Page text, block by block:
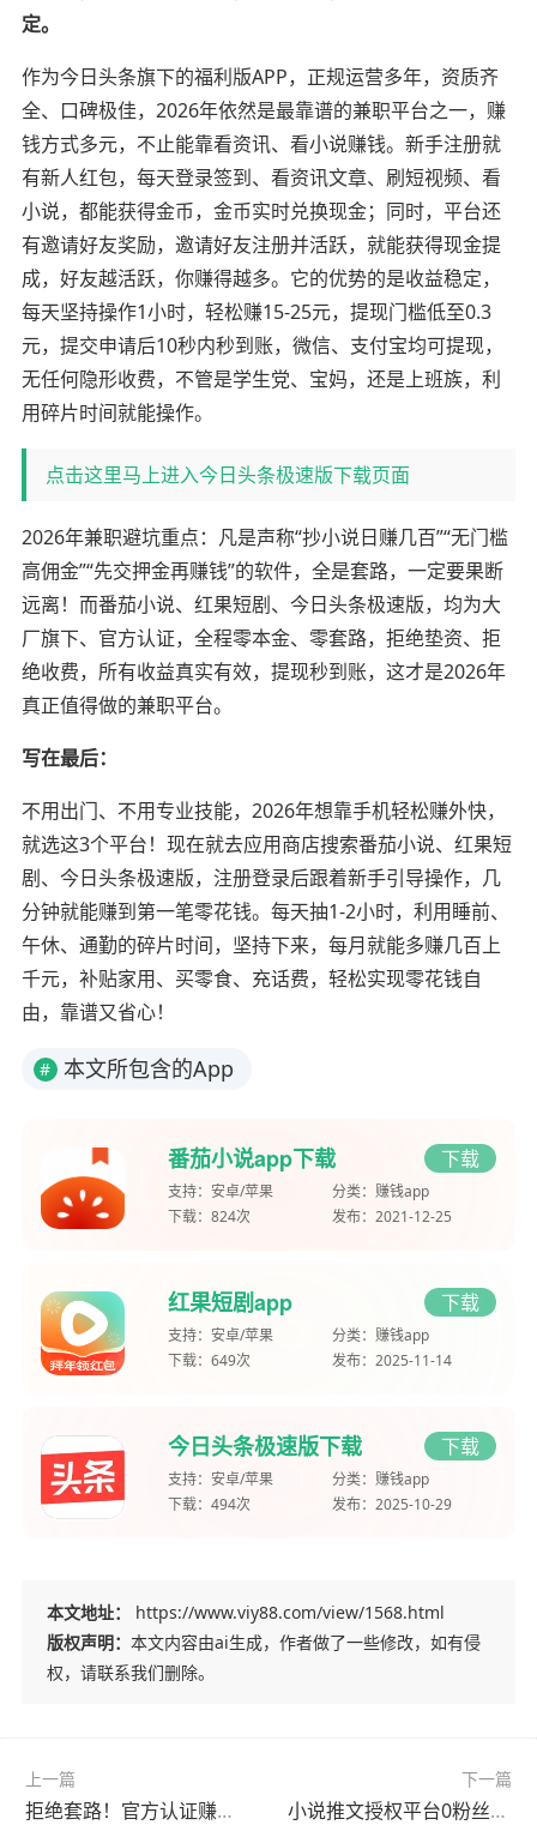
定。
作为今日头条旗下的福利版APP，正规运营多年，资质齐
全、口碑极佳，2026年依然是最靠谱的兼职平台之一，赚
钱方式多元，不止能靠看资讯、看小说赚钱。新手注册就
有新人红包，每天登录签到、看资讯文章、刷短视频、看
小说，都能获得金币，金币实时兑换现金；同时，平台还
有邀请好友奖励，邀请好友注册并活跃，就能获得现金提
成，好友越活跃，你赚得越多。它的优势的是收益稳定，
每天坚持操作1小时，轻松赚15-25元，提现门槛低至0.3
元，提交申请后10秒内秒到账，微信、支付宝均可提现，
无任何隐形收费，不管是学生党、宝妈，还是上班族，利
用碎片时间就能操作。
点击这里马上进入今日头条极速版下载页面
2026年兼职避坑重点：凡是声称“抄小说日赚几百”“无门槛
高佣金”“先交押金再赚钱”的软件，全是套路，一定要果断
远离！而番茄小说、红果短剧、今日头条极速版，均为大
厂旗下、官方认证，全程零本金、零套路，拒绝垫资、拒
绝收费，所有收益真实有效，提现秒到账，这才是2026年
真正值得做的兼职平台。
写在最后：
不用出门、不用专业技能，2026年想靠手机轻松赚外快，
就选这3个平台！现在就去应用商店搜索番茄小说、红果短
剧、今日头条极速版，注册登录后跟着新手引导操作，几
分钟就能赚到第一笔零花钱。每天抽1-2小时，利用睡前、
午休、通勤的碎片时间，坚持下来，每月就能多赚几百上
千元，补贴家用、买零食、充话费，轻松实现零花钱自
由，靠谱又省心！
# 本文所包含的App
番茄小说app下载 下载
支持： 安卓/苹果 分类： 赚钱app
下载： 824次 发布： 2021-12-25
红果短剧app 下载
支持： 安卓/苹果 分类： 赚钱app
下载： 649次 发布： 2025-11-14
今日头条极速版下载 下载
支持： 安卓/苹果 分类： 赚钱app
下载： 494次 发布： 2025-10-29
本文地址：
https://www.viy88.com/view/1568.html
版权声明： 本文内容由ai生成，作者做了一些修改，如有侵
权，请联系我们删除。
上一篇
拒绝套路！官方认证赚钱软件，提现秒到账
下一篇
小说推文授权平台0粉丝怎么做？推荐做悬赏任务更赚钱